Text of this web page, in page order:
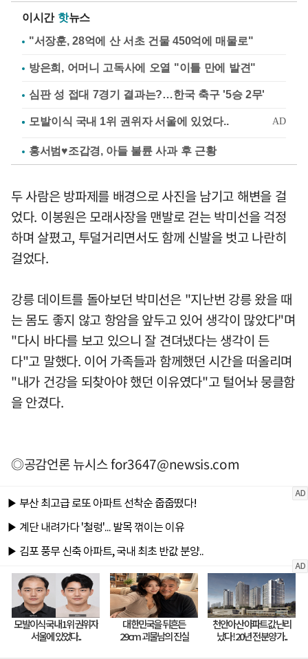
이시간 핫뉴스
"서장훈, 28억에 산 서초 건물 450억에 매물로"
방은희, 어머니 고독사에 오열 "이틀 만에 발견"
심판 성 접대 7경기 결과는?…한국 축구 '5승 2무'
홍서범♥조갑경, 아들 불륜 사과 후 근황
두 사람은 방파제를 배경으로 사진을 남기고 해변을 걸
었다. 이봉원은 모래사장을 맨발로 걷는 박미선을 걱정
하며 살폈고, 투덜거리면서도 함께 신발을 벗고 나란히
걸었다.
강릉 데이트를 돌아보던 박미선은 "지난번 강릉 왔을 때
는 몸도 좋지 않고 항암을 앞두고 있어 생각이 많았다"며
"다시 바다를 보고 있으니 잘 견뎌냈다는 생각이 든
다"고 말했다. 이어 가족들과 함께했던 시간을 떠올리며
"내가 건강을 되찾아야 했던 이유였다"고 털어놔 뭉클함
을 안겼다.
◎공감언론 뉴시스for3647@newsis.com